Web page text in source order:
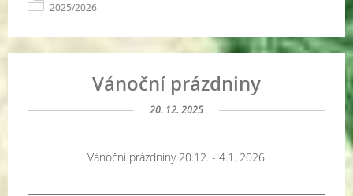
2025/2026
Vánoční prázdniny
20. 12. 2025
Vánoční prázdniny 20.12. - 4.1. 2026